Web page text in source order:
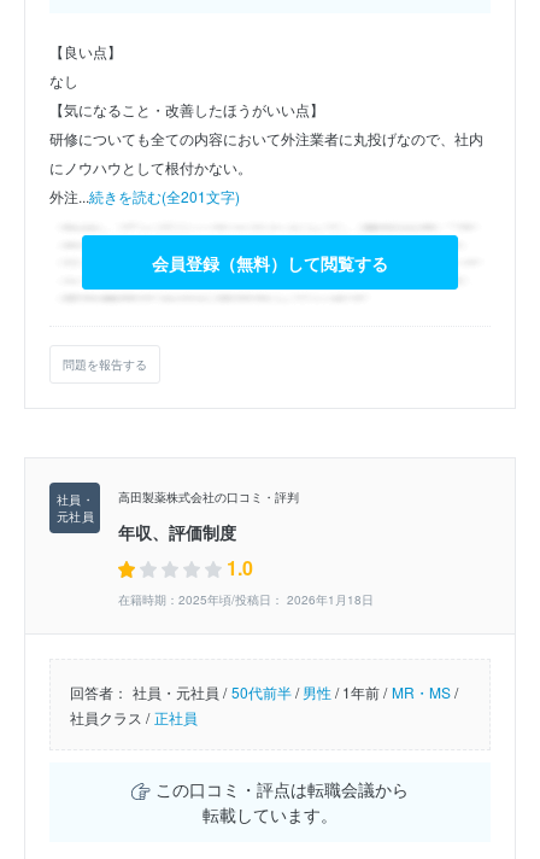
【良い点】
なし
【気になること・改善したほうがいい点】
研修についても全ての内容において外注業者に丸投げなので、社内
にノウハウとして根付かない。
外注...続きを読む(全201文字)
会員登録（無料）して閲覧する
問題を報告する
高田製薬株式会社の口コミ・評判
年収、評価制度
1.0
在籍時期：2025年頃/投稿日： 2026年1月18日
回答者： 社員・元社員 / 50代前半/男性/1年前 / MR・MS/
社員クラス / 正社員
この口コミ・評点は転職会議から
転載しています。